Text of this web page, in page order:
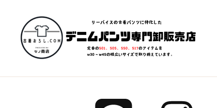
「カーハート」などの人気デニムパンツ、ロックTシャツ、ヴィン